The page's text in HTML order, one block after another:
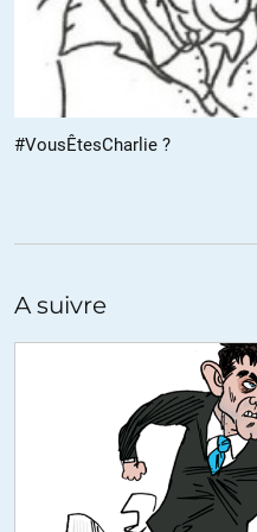
samuel//15.01.2015
Je crois pas, mais même en
ruée dans une pratique
(de toute manière j’ai casé
laisse le point)
Tots
savoir si les dessins de CH sont
Quel intérêt de situer le débat à
100% d’accord pour réagir
médiatique mais pour le reste,
être la première fois depuis de
quotidienne).
#VousÊtesCharlie ?
A suivre